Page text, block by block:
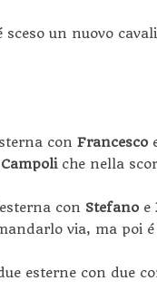
sceso un nuovo
con Francesco
che nella
con Stefano e
via, ma poi
esterne con due